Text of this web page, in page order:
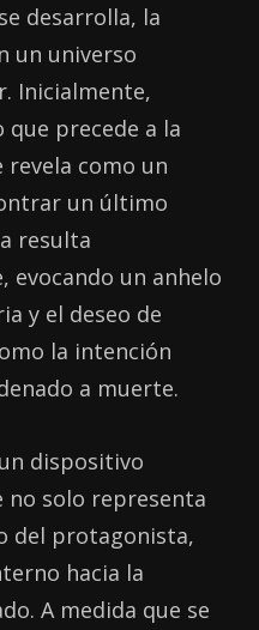
desarrolla, la
un universo
Inicialmente,
que precede a la
como un
un último
resulta
evocando un anhelo
y el deseo de
la intención
a muerte.
dispositivo
no solo representa
del protagonista,
hacia la
A medida que se